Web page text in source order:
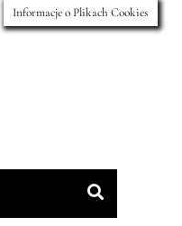
Informacje o Plikach Cookies